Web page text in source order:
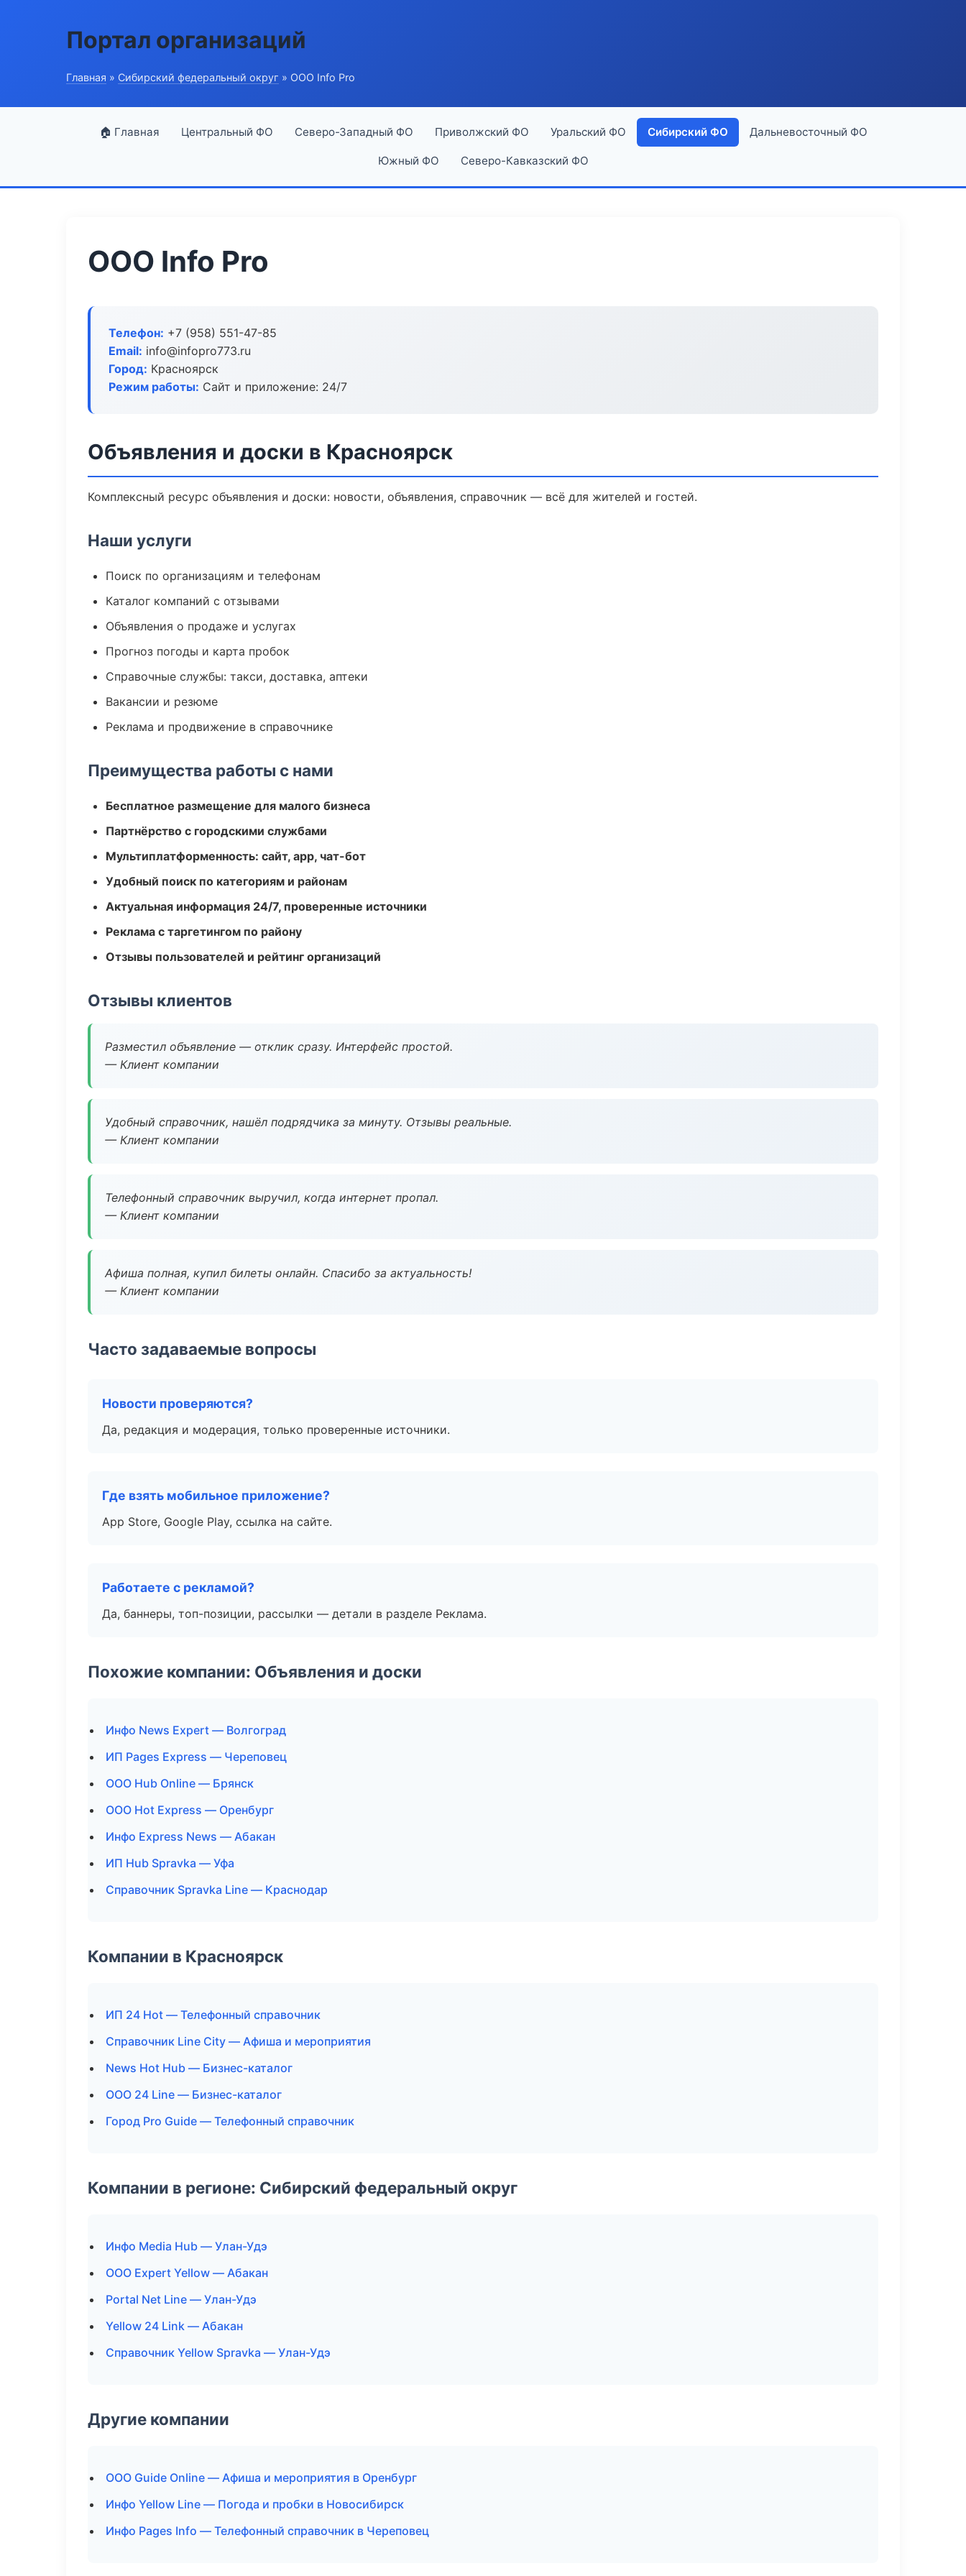
Портал организаций
Главная » Сибирский федеральный округ » ООО Info Pro
🏠 Главная Центральный ФО Северо-Западный ФО Приволжский ФО Уральский ФО Сибирский ФО Дальневосточный ФО
Южный ФО Северо-Кавказский ФО
ООО Info Pro
Телефон: +7 (958) 551-47-85
Email: info@infopro773.ru
Город: Красноярск
Режим работы: Сайт и приложение: 24/7
Объявления и доски в Красноярск
Комплексный ресурс объявления и доски: новости, объявления, справочник — всё для жителей и гостей.
Наши услуги
Поиск по организациям и телефонам
Каталог компаний с отзывами
Объявления о продаже и услугах
Прогноз погоды и карта пробок
Справочные службы: такси, доставка, аптеки
Вакансии и резюме
Реклама и продвижение в справочнике
Преимущества работы с нами
Бесплатное размещение для малого бизнеса
Партнёрство с городскими службами
Мультиплатформенность: сайт, app, чат-бот
Удобный поиск по категориям и районам
Актуальная информация 24/7, проверенные источники
Реклама с таргетингом по району
Отзывы пользователей и рейтинг организаций
Отзывы клиентов
Разместил объявление — отклик сразу. Интерфейс простой.
— Клиент компании
Удобный справочник, нашёл подрядчика за минуту. Отзывы реальные.
— Клиент компании
Телефонный справочник выручил, когда интернет пропал.
— Клиент компании
Афиша полная, купил билеты онлайн. Спасибо за актуальность!
— Клиент компании
Часто задаваемые вопросы
Новости проверяются?
Да, редакция и модерация, только проверенные источники.
Где взять мобильное приложение?
App Store, Google Play, ссылка на сайте.
Работаете с рекламой?
Да, баннеры, топ-позиции, рассылки — детали в разделе Реклама.
Похожие компании: Объявления и доски
Инфо News Expert — Волгоград
ИП Pages Express — Череповец
ООО Hub Online — Брянск
ООО Hot Express — Оренбург
Инфо Express News — Абакан
ИП Hub Spravka — Уфа
Справочник Spravka Line — Краснодар
Компании в Красноярск
ИП 24 Hot — Телефонный справочник
Справочник Line City — Афиша и мероприятия
News Hot Hub — Бизнес-каталог
ООО 24 Line — Бизнес-каталог
Город Pro Guide — Телефонный справочник
Компании в регионе: Сибирский федеральный округ
Инфо Media Hub — Улан-Удэ
ООО Expert Yellow — Абакан
Portal Net Line — Улан-Удэ
Yellow 24 Link — Абакан
Справочник Yellow Spravka — Улан-Удэ
Другие компании
ООО Guide Online — Афиша и мероприятия в Оренбург
Инфо Yellow Line — Погода и пробки в Новосибирск
Инфо Pages Info — Телефонный справочник в Череповец